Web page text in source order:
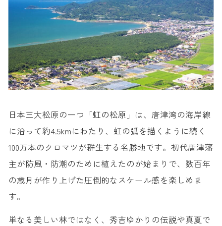
日本三大松原の一つ「虹の松原」は、唐津湾の海岸線
に沿って約4.5kmにわたり、虹の弧を描くように続く
100万本のクロマツが群生する名勝地です。初代唐津藩
主が防風・防潮のために植えたのが始まりで、数百年
の歳月が作り上げた圧倒的なスケール感を楽しめま
す。
単なる美しい林ではなく、秀吉ゆかりの伝説や真夏で